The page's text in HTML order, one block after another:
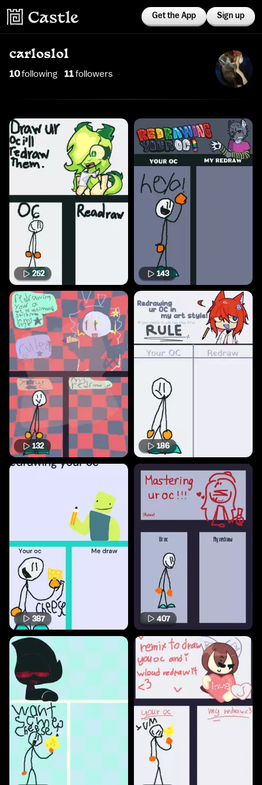
Get the App Sign up
carloslol
10following 11followers
252 143
132 186
387 407